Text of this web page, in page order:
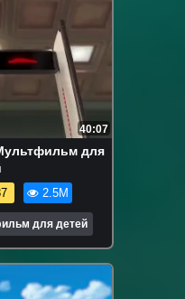
40:07
для
2.5M
для детей